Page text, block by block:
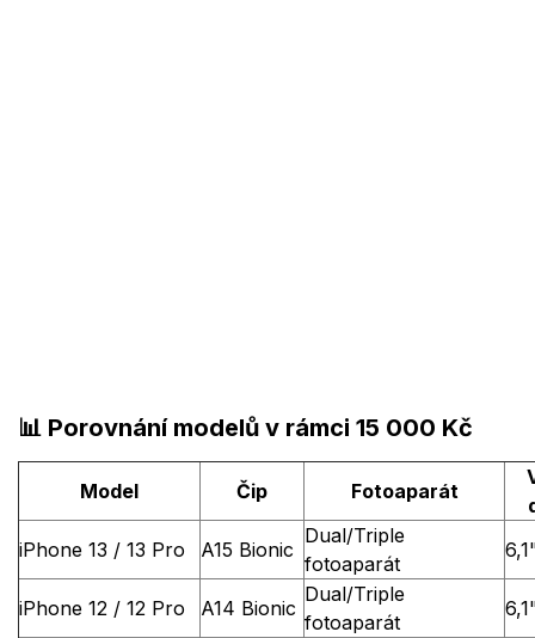
📊 Porovnání modelů v rámci 15 000 Kč
Model Čip Fotoaparát
iPhone 13 / 13 Pro
A15 Bionic
Dual/Triple
fotoaparát
iPhone 12 / 12 Pro A14 Bionic
Dual/Triple
fotoaparát